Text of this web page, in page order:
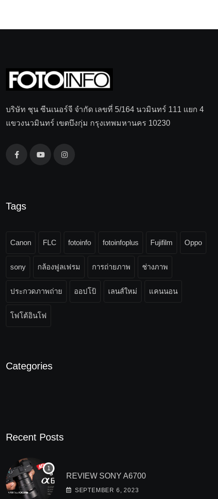
บริษัท ชุน ซีนเนอร์จี จำกัด เลขที่ 5/164 นวมินทร์ 111 แยก 4
แขวงนวมินทร์ เขตบึงกุ่ม กรุงเทพมหานคร 10230
Tags
Canon FLC fotoinfo fotoinfoplus Fujifilm Oppo
sony กล้องฟูลเฟรม การถ่ายภาพ ช่างภาพ
ประกวดภาพถ่าย ออปโป้ เลนส์ใหม่ แคนนอน
โฟโต้อินโฟ
Categories
Recent Posts
REVIEW SONY A6700
SEPTEMBER 6, 2023